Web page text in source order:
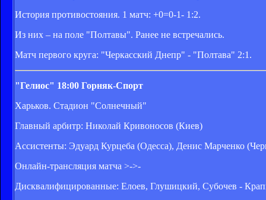
История противостояния. 1 матч: +0=0-1- 1:2.
Из них – на поле "Полтавы". Ранее не встречались.
Матч первого круга: "Черкасский Днепр" - "Полтава" 2:1.
"Гелиос" 18:00 Горняк-Спорт
Харьков. Стадион "Солнечный"
Главный арбитр: Николай Кривоносов (Киев)
Ассистенты: Эдуард Курцеба (Одесса), Денис Марченко
Онлайн-трансляция матча >->-
Дисквалифицированные: Елоев, Глушицкий, Субочев -